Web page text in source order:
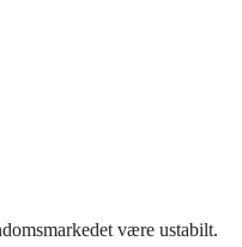
være ustabilt.